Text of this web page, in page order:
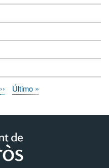
Siguiente
››
Última
Último »